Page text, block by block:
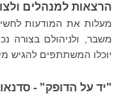
הרצאות למנהלים
מעלות את המודעות
משבר, ולניהולם בצורה
יוכלו המשתתפים להגיש
"יד על הדופק" -